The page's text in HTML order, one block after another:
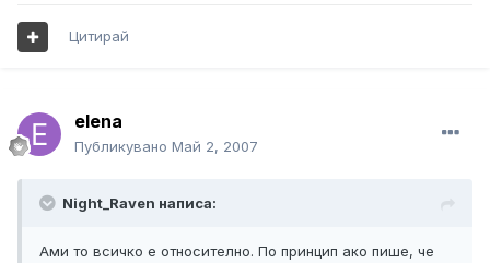
Цитирай
elena
Публикувано Май 2, 2007
Night_Raven написа:
Ами то всичко е относително. По принцип ако пише, че